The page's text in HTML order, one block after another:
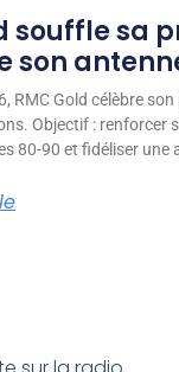
souffle sa
son
RMC Gold célèbre
Objectif : renforcer
80-90 et fidéliser une